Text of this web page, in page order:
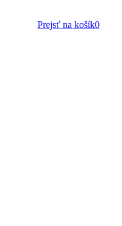
Prejsť na košík0